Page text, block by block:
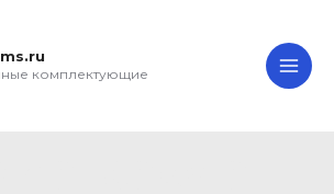
комплектующие
160X210